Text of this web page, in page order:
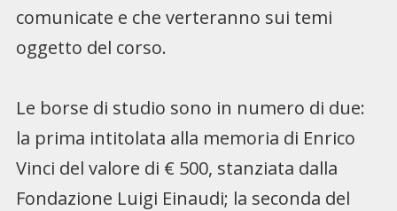
comunicate e che verteranno sui temi
oggetto del corso.
Le borse di studio sono in numero di due:
la prima intitolata alla memoria di Enrico
Vinci del valore di € 500, stanziata dalla
Fondazione Luigi Einaudi; la seconda del